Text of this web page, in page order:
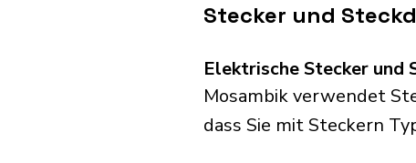
Stecker und
Elektrische Stecker und
Mosambik verwendet
dass Sie mit Steckern